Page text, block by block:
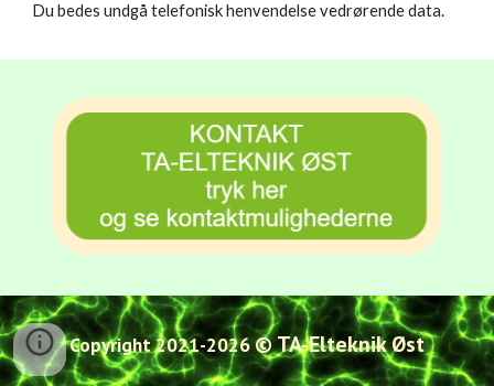
Du bedes undgå telefonisk henvendelse vedrørende data.
Copyright 2021-2026© TA-Elteknik Øst